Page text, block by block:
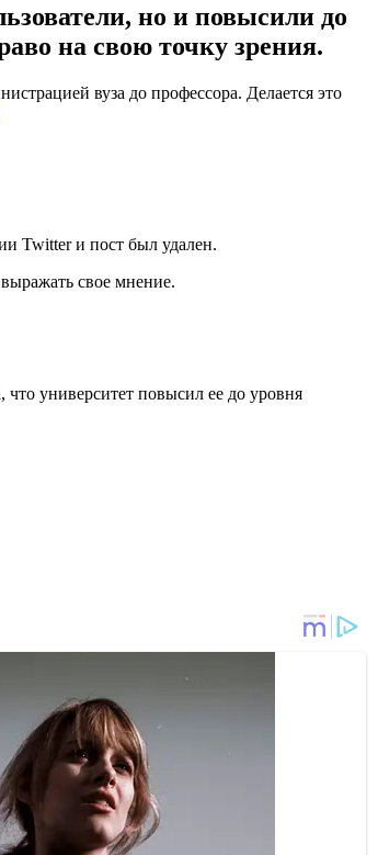
но и повысили до
на свою точку зрения.
вуза до профессора. Делается это
Twitter и пост был удален.
свое мнение.
университет повысил ее до уровня